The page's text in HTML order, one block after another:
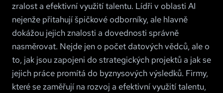
zralost a efektivní využití talentu. Lídři v oblasti AI
nejenže přitahují špičkové odborníky, ale hlavně
dokážou jejich znalosti a dovednosti správně
nasměrovat. Nejde jen o počet datových vědců, ale o
to, jak jsou zapojeni do strategických projektů a jak se
jejich práce promítá do byznysových výsledků. Firmy,
které se zaměřují na rozvoj a efektivní využití talentu,